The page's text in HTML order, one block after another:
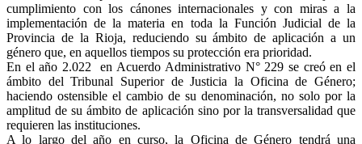
cumplimiento con los cánones internacionales y con miras a la
implementación de la materia en toda la Función Judicial de la
Provincia de la Rioja, reduciendo su ámbito de aplicación a un
género que, en aquellos tiempos su protección era prioridad.
En el año 2.022 en Acuerdo Administrativo N° 229 se creó en el
ámbito del Tribunal Superior de Justicia la Oficina de Género;
haciendo ostensible el cambio de su denominación, no solo por la
amplitud de su ámbito de aplicación sino por la transversalidad que
requieren las instituciones.
A lo largo del año en curso, la Oficina de Género tendrá una